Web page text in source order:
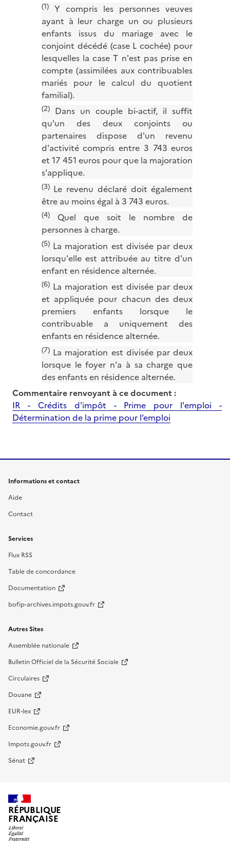
(1)Y compris les personnes veuves
ayant à leur charge un ou plusieurs
enfants issus du mariage avec le
conjoint décédé (case L cochée) pour
lesquelles la case T n'est pas prise en
compte (assimilées aux contribuables
mariés pour le calcul du quotient
familial).
(2)Dans un couple bi-actif, il suffit
qu'un des deux conjoints ou
partenaires dispose d'un revenu
d'activité compris entre 3 743 euros
et 17 451 euros pour que la majoration
s'applique.
(3)Le revenu déclaré doit également
être au moins égal à 3 743 euros.
(4)Quel que soit le nombre de
personnes à charge.
(5)La majoration est divisée par deux
lorsqu'elle est attribuée au titre d'un
enfant en résidence alternée.
(6)La majoration est divisée par deux
et appliquée pour chacun des deux
premiers enfants lorsque le
contribuable a uniquement des
enfants en résidence alternée.
(7)La majoration est divisée par deux
lorsque le foyer n'a à sa charge que
des enfants en résidence alternée.
Commentaire renvoyant à ce document :
IR - Crédits d'impôt - Prime pour l'emploi -
Détermination de la prime pour l’emploi
Informations et contact
Aide
Contact
Services
Flux RSS
Table de concordance
Documentation
bofip-archives.impots.gouv.fr
Autres Sites
Assemblée nationale
Bulletin Officiel de la Sécurité Sociale
Circulaires
Douane
EUR-lex
Economie.gouv.fr
Impots.gouv.fr
Sénat
RÉPUBLIQUE
FRANÇAISE